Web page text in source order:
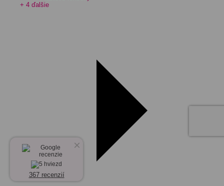
+ 4 ďalšie
×
367 recenzií